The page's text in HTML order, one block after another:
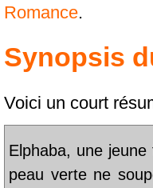
Romance.
Synopsis
Voici un court
Elphaba, une
peau verte ne